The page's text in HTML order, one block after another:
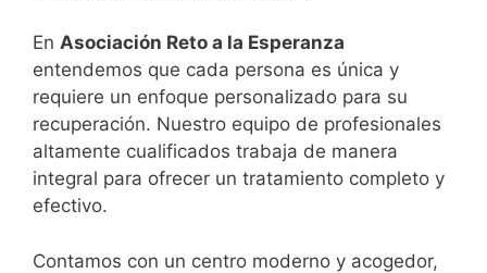
En Asociación Reto a la Esperanza
entendemos que cada persona es única y
requiere un enfoque personalizado para su
recuperación. Nuestro equipo de profesionales
altamente cualificados trabaja de manera
integral para ofrecer un tratamiento completo y
efectivo.
Contamos con un centro moderno y acogedor,